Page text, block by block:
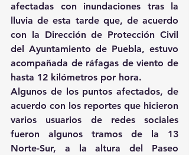
afectadas con inundaciones tras la
lluvia de esta tarde que, de acuerdo
con la Dirección de Protección Civil
del Ayuntamiento de Puebla, estuvo
acompañada de ráfagas de viento de
hasta 12 kilómetros por hora.
Algunos de los puntos afectados, de
acuerdo con los reportes que hicieron
varios usuarios de redes sociales
fueron algunos tramos de la 13
Norte-Sur, a la altura del Paseo